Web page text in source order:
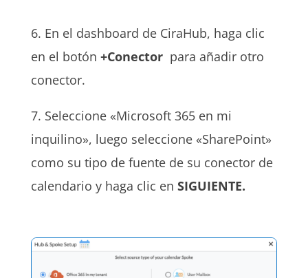
6. En el dashboard de CiraHub, haga clic
en el botón +Conector para añadir otro
conector.
7. Seleccione «Microsoft 365 en mi
inquilino», luego seleccione «SharePoint»
como su tipo de fuente de su conector de
calendario y haga clic en SIGUIENTE.